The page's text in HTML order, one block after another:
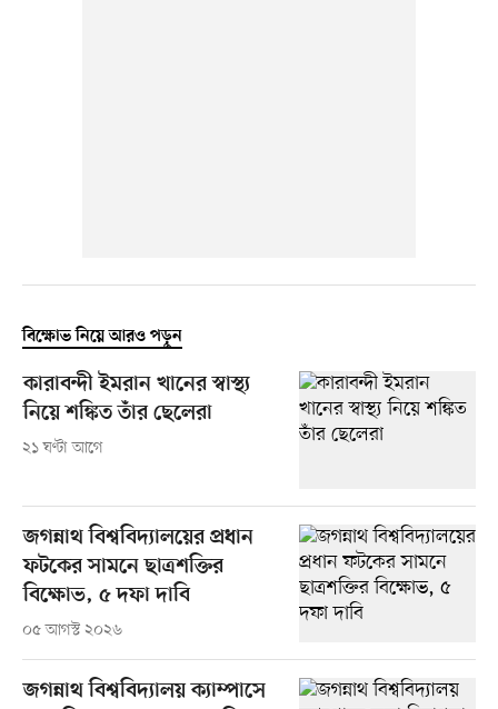
বিক্ষোভ নিয়ে আরও পড়ুন
কারাবন্দী ইমরান খানের স্বাস্থ্য
নিয়ে শঙ্কিত তাঁর ছেলেরা
২১ ঘণ্টা আগে
জগন্নাথ বিশ্ববিদ্যালয়ের প্রধান
ফটকের সামনে ছাত্রশক্তির
বিক্ষোভ, ৫ দফা দাবি
০৫ আগস্ট ২০২৬
জগন্নাথ বিশ্ববিদ্যালয় ক্যাম্পাসে